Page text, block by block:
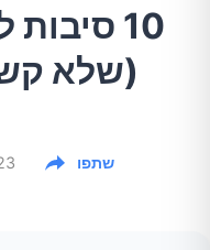
10
(שלא
שתפו